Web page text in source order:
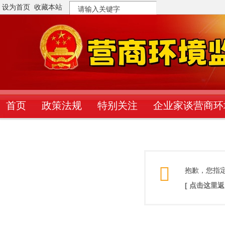
设为首页 收藏本站
搜
索
首页 政策法规 特别关注 企业家谈营商
抱歉，您指
[ 点击这里